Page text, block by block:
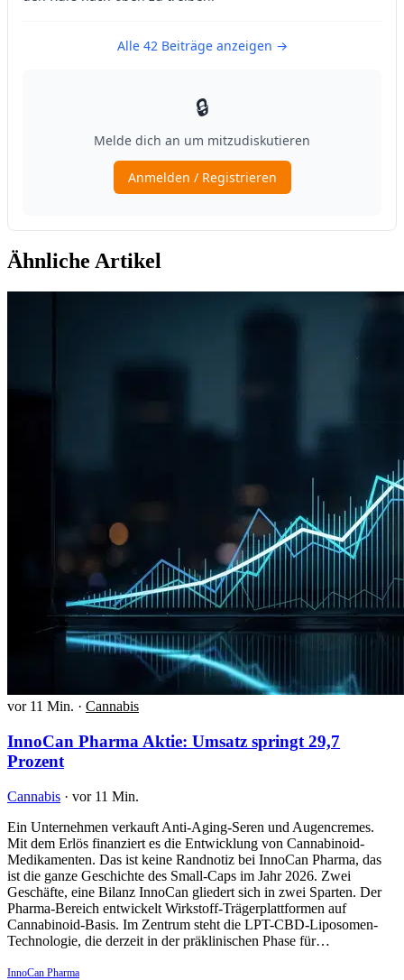
Ähnliche Artikel
vor 11 Min. · Cannabis
InnoCan Pharma Aktie: Umsatz springt 29,7
Prozent
Cannabis · vor 11 Min.
Ein Unternehmen verkauft Anti-Aging-Seren und Augencremes.
Mit dem Erlös finanziert es die Entwicklung von Cannabinoid-
Medikamenten. Das ist keine Randnotiz bei InnoCan Pharma, das
ist die ganze Geschichte des Small-Caps im Jahr 2026. Zwei
Geschäfte, eine Bilanz InnoCan gliedert sich in zwei Sparten. Der
Pharma-Bereich entwickelt Wirkstoff-Trägerplattformen auf
Cannabinoid-Basis. Im Zentrum steht die LPT-CBD-Liposomen-
Technologie, die derzeit in der präklinischen Phase für…
InnoCan Pharma